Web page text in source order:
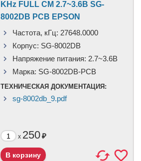
KHz FULL CM 2.7~3.6В SG-
8002DB PCB EPSON
Частота, кГц: 27648.0000
Корпус: SG-8002DB
Напряжение питания: 2.7~3.6В
Марка: SG-8002DB-PCB
ТЕХНИЧЕСКАЯ ДОКУМЕНТАЦИЯ:
sg-8002db_9.pdf
x 250₽